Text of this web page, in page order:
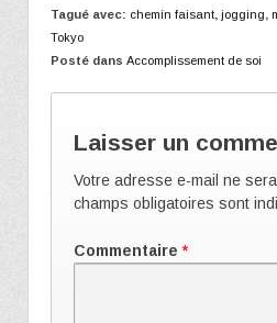
Tagué avec: chemin faisant jogging
Tokyo
Posté dans Accomplissement de soi
Laisser un
Votre adresse e-mail ne
champs obligatoires sont
Commentaire *